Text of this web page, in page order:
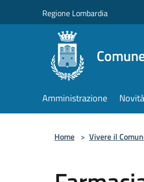
Regione Lombardia
Amministrazione Novità
Home > Vivere il